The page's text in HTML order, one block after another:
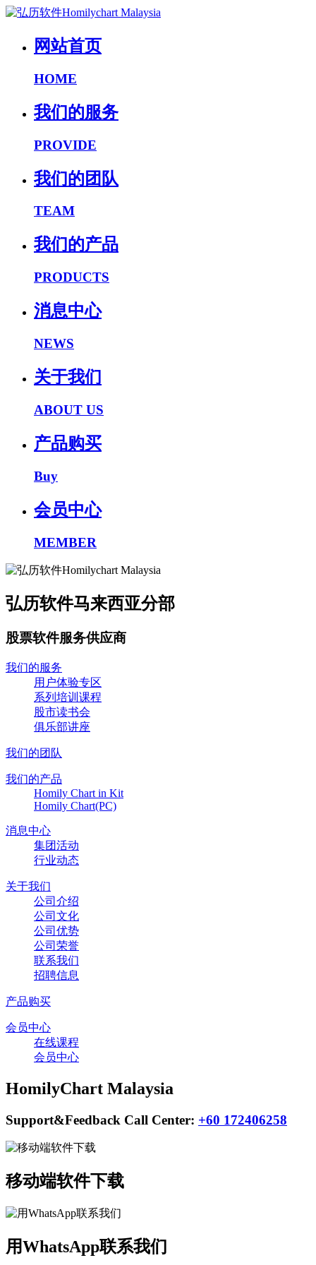
网站首页
HOME
我们的服务
PROVIDE
我们的团队
TEAM
我们的产品
PRODUCTS
消息中心
NEWS
关于我们
ABOUT US
产品购买
Buy
会员中心
MEMBER
弘历软件马来西亚分部
股票软件服务供应商
我们的服务
用户体验专区
系列培训课程
股市读书会
俱乐部讲座
我们的团队
我们的产品
Homily Chart in Kit
Homily Chart(PC)
消息中心
集团活动
行业动态
关于我们
公司介绍
公司文化
公司优势
公司荣誉
联系我们
招聘信息
产品购买
会员中心
在线课程
会员中心
HomilyChart Malaysia
Support&Feedback Call Center: +60 172406258
移动端软件下载
用WhatsApp联系我们